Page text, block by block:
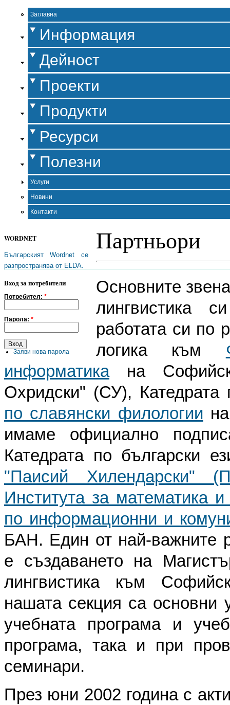
Заглавна
Информация
Дейност
Проекти
Продукти
Ресурси
Полезни
Услуги
Новини
Контакти
WORDNET
Българският Wordnet се
разпространява от ELDA.
Вход за потребители
Потребител: *
Парола: *
Заяви нова парола
Партньори
Основните
лингвистика
работата си по
логика към
информатикана
Охридски" (СУ),
по славянски филологии
имаме официално
Катедрата по български
"Паисий Хилендарски"
Института за математика
по информационни и
БАН. Един от най-важните
е създаването на
лингвистика към
нашата секция са основни
учебната програма и
програма, така и при
семинари.
През юни 2002 година с